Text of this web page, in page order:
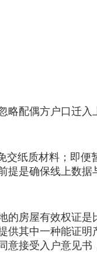
略配偶方户口迁入
纸质材料；即便
提是确保线上数据
的房屋有效权证是
供其中一种能证明
意接受入户意见书